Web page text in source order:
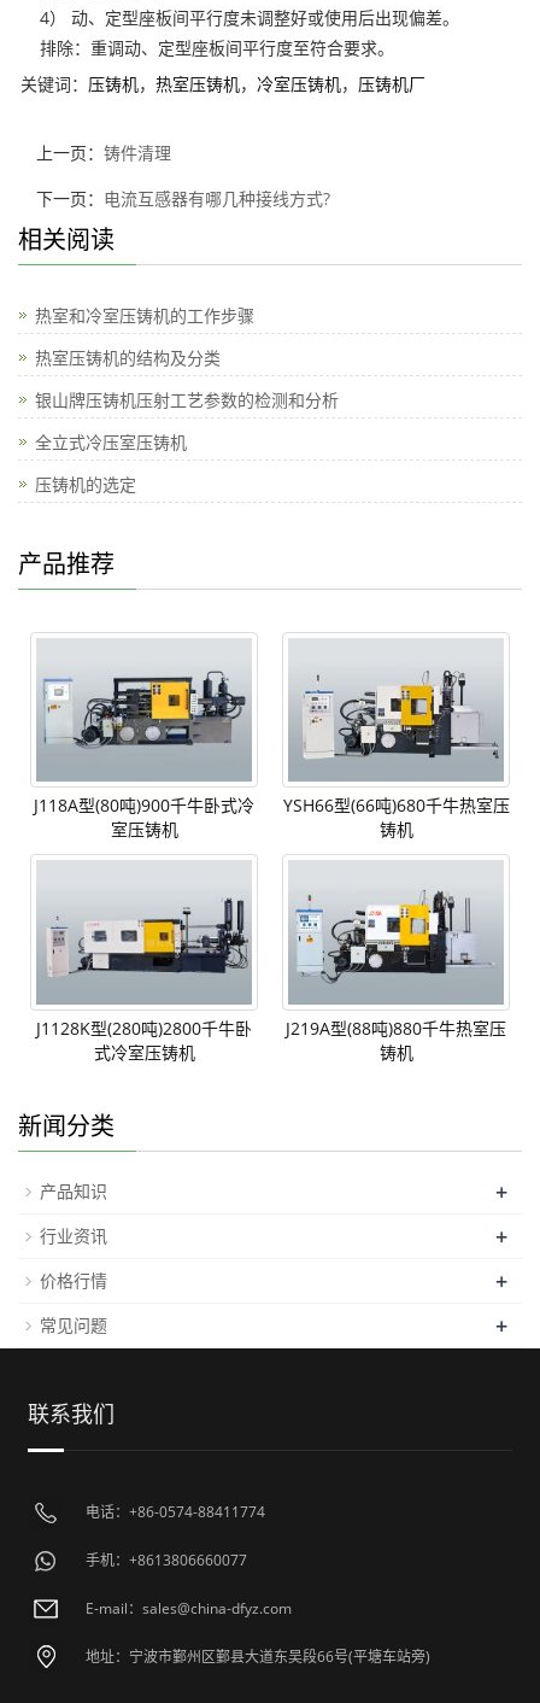
4） 动、定型座板间平行度未调整好或使用后出现偏差。
排除：重调动、定型座板间平行度至符合要求。
关键词： 压铸机， 热室压铸机， 冷室压铸机， 压铸机厂
上一页： 铸件清理
下一页： 电流互感器有哪几种接线方式?
相关阅读
热室和冷室压铸机的工作步骤
热室压铸机的结构及分类
银山牌压铸机压射工艺参数的检测和分析
全立式冷压室压铸机
压铸机的选定
产品推荐
J118A型(80吨)900千牛卧式冷
室压铸机
YSH66型(66吨)680千牛热室压
铸机
J1128K型(280吨)2800千牛卧
式冷室压铸机
J219A型(88吨)880千牛热室压
铸机
新闻分类
产品知识 +
行业资讯 +
价格行情 +
常见问题 +
联系我们
电话：+86-0574-88411774
手机：+8613806660077
E-mail：sales@china-dfyz.com
地址：宁波市鄞州区鄞县大道东吴段66号(平塘车站旁)